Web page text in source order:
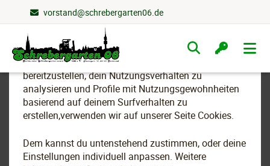
Wir nutzen Cookies
Um essenzielle Funktionen dieser Webseite
bereitzustellen, dein Nutzungsverhalten zu
analysieren und Profile mit Nutzungsgewohnheiten
basierend auf deinem Surfverhalten zu
erstellen,verwenden wir auf unserer Seite Cookies.
Dem kannst du untenstehend zustimmen, oder deine
Einstellungen individuell anpassen. Weitere
vorstand@schrebergarten06.de
Navigation
überspringen
Rosen in unserer
Gartenanlage (Juni 2019)